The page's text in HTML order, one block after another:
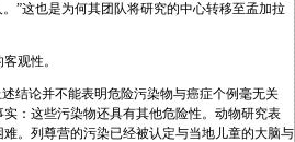
”这也是为何其团队将研究的中心转移至孟加拉
观性。
结论并不能表明危险污染物与癌症个例毫无关
：这些污染物还具有其他危险性。动物研究表
。列尊营的污染已经被认定与当地儿童的大脑与